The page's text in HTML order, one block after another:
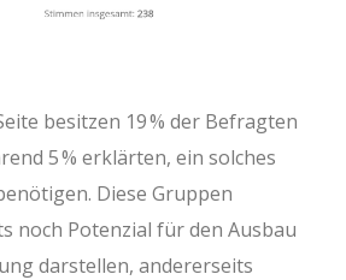
besitzen 19 % der Befragten
5 % erklärten, ein solches
Diese Gruppen
noch Potenzial für den Ausbau
darstellen, andererseits